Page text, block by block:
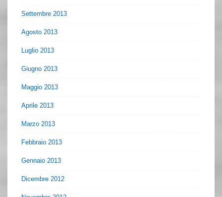
Settembre 2013
Agosto 2013
Luglio 2013
Giugno 2013
Maggio 2013
Aprile 2013
Marzo 2013
Febbraio 2013
Gennaio 2013
Dicembre 2012